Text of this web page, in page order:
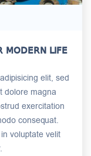
MODERN LIFE
elit, sed
dolore magna
exercitation
consequat.
voluptate velit